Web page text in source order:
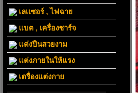
เลเเซอร์ , ไฟฉาย
แบต , เครื่องชาร์จ
แต่งปืนสวยงาม
แต่งภายในให้แรง
เตรื่องแต่งกาย